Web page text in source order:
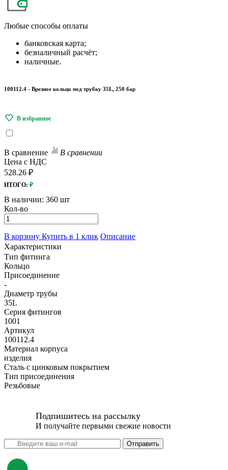
Любые способы оплаты
банковская карта;
безналичный расчёт;
наличные.
100112.4 - Врезное кольцо под трубку 35L, 250 бар
В сравнение
В сравнении
Цена с НДС
528.26 ₽
ИТОГО: ₽
В наличии: 360 шт
Кол-во
В корзину Купить в 1 клик Описание
Характеристики
Тип фитинга
Кольцо
Присоединение
-
Диаметр трубы
35L
Серия фитингов
1001
Артикул
100112.4
Материал корпуса
изделия
Сталь с цинковым покрытием
Тип присоединения
Резьбовые
Подпишитесь на рассылку
И получайте первыми свежие новости
Отправить